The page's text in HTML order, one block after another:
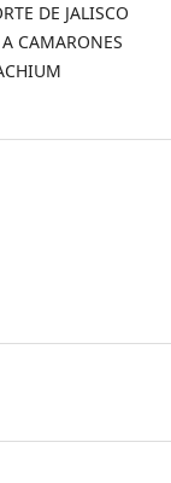
DE JALISCO
CAMARONES